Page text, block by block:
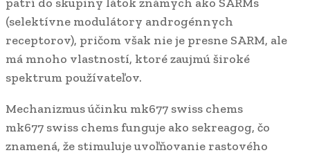
(selektívne modulátory androgénnych
receptorov), pričom však nie je presne SARM, ale
má mnoho vlastností, ktoré zaujmú široké
spektrum používateľov.
Mechanizmus účinku mk677 swiss chems
mk677 swiss chems funguje ako sekreagog, čo
znamená, že stimuluje uvoľňovanie rastového